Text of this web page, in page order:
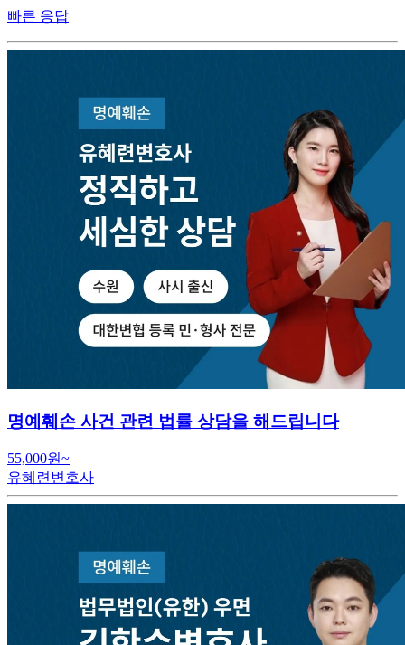
빠른 응답
명예훼손 사건 관련 법률 상담을 해드립니다
55,000원~
유혜련변호사